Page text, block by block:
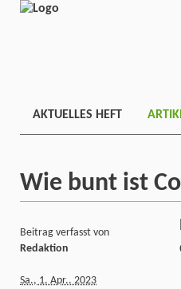
AKTUELLES HEFT
Wie bunt ist
Beitrag verfasst von
Redaktion
Sa., 1. Apr.. 2023